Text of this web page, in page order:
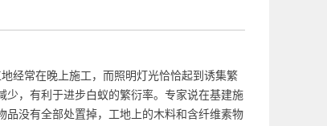
经常在晚上施工，而照明灯光恰恰起到诱集繁
，有利于进步白蚁的繁衍率。专家说在基建施
没有全部处置掉，工地上的木料和含纤维素物